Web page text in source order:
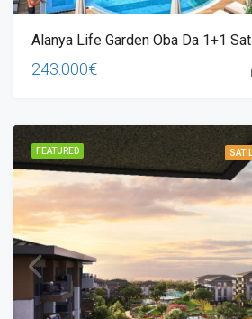
Alanya Life Garden Oba Da 1+1
243.000€
FEATURED